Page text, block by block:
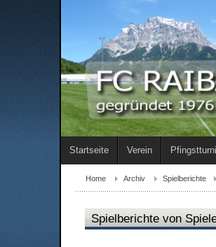
Startseite Verein
Home Archiv Spielberichte
Spielberichte von